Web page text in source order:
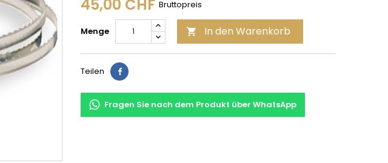
45,00 CHF Bruttopreis
Menge  In den Warenkorb
Teilen Teilen
Fragen Sie nach dem Produkt über WhatsApp